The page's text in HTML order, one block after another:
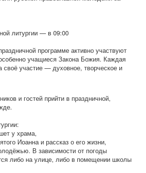
литургии — в 09:00
программе активно участвуют
учащиеся Закона Божия. Каждая
своё участие — духовное, творческое и
и гостей прийти в праздничной,
у храма,
Иоанна и рассказ о его жизни,
В зависимости от погоды
либо на улице, либо в помещении школы